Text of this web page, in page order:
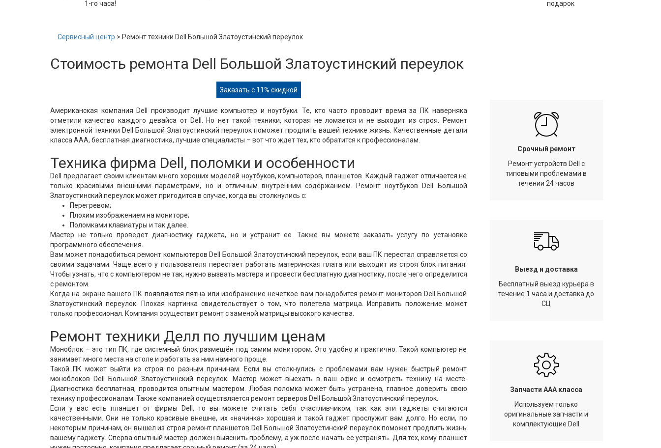
1-го часа!
подарок
Сервисный центр > Ремонт техники Dell Большой Златоустинский переулок
Стоимость ремонта Dell Большой Златоустинский переулок
Заказать с 11% скидкой
Американская компания Dell производит лучшие компьютер и ноутбуки. Те, кто часто проводит время за ПК наверняка
отметили качество каждого девайса от Dell. Но нет такой техники, которая не ломается и не выходит из строя. Ремонт
электронной техники Dell Большой Златоустинский переулок поможет продлить вашей технике жизнь. Качественные детали
класса ААА, бесплатная диагностика, лучшие специалисты – вот что ждет тех, кто обратится к профессионалам.
Техника фирма Dell, поломки и особенности
Dell предлагает своим клиентам много хороших моделей ноутбуков, компьютеров, планшетов. Каждый гаджет отличается не
только красивыми внешними параметрами, но и отличным внутренним содержанием. Ремонт ноутбуков Dell Большой
Златоустинский переулок может пригодится в случае, когда вы столкнулись с:
Перегревом;
Плохим изображением на мониторе;
Поломками клавиатуры и так далее.
Мастер не только проведет диагностику гаджета, но и устранит ее. Также вы можете заказать услугу по установке
программного обеспечения.
Вам может понадобиться ремонт компьютеров Dell Большой Златоустинский переулок, если ваш ПК перестал справляется со
своими задачами. Чаще всего у пользователя перестает работать материнская плата или выходит из строя блок питания.
Чтобы узнать, что с компьютером не так, нужно вызвать мастера и провести бесплатную диагностику, после чего определится
с ремонтом.
Когда на экране вашего ПК появляются пятна или изображение нечеткое вам понадобится ремонт мониторов Dell Большой
Златоустинский переулок. Плохая картинка свидетельствует о том, что полетела матрица. Исправить положение может
только профессионал. Компания осуществит ремонт с заменой матрицы высокого качества.
Ремонт техники Делл по лучшим ценам
Моноблок – это тип ПК, где системный блок размещён под самим монитором. Это удобно и практично. Такой компьютер не
занимает много места на столе и работать за ним намного проще.
Такой ПК может выйти из строя по разным причинам. Если вы столкнулись с проблемами вам нужен быстрый ремонт
моноблоков Dell Большой Златоустинский переулок. Мастер может выехать в ваш офис и осмотреть технику на месте.
Диагностика бесплатная, проводится опытным мастером. Любая поломка может быть устранена, главное доверить свою
технику профессионалам. Также компанией осуществляется ремонт серверов Dell Большой Златоустинский переулок.
Если у вас есть планшет от фирмы Dell, то вы можете считать себя счастливчиком, так как эти гаджеты считаются
качественными. Они не только красивые внешне, их «начинка» хорошая и такой гаджет прослужит вам долго. Но если, по
некоторым причинам, он вышел из строя ремонт планшетов Dell Большой Златоустинский переулок поможет продлить жизнь
вашему гаджету. Сперва опытный мастер должен выяснить проблему, а уж после начать ее устранять. Для тех, кому планшет
Срочный ремонт
Ремонт устройств Dell с
типовыми проблемами в
течении 24 часов
Выезд и доставка
Бесплатный выезд курьера в
течение 1 часа и доставка до
СЦ
Запчасти AAA класса
Используем только
оригинальные запчасти и
комплектующие Dell